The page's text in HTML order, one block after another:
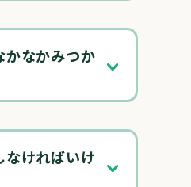
かなかみつか
なければいけ